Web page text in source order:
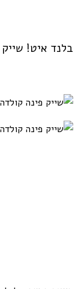
בלנד איט!